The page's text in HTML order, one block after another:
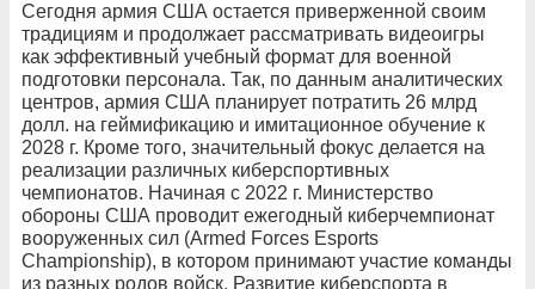
Сегодня армия США остается приверженной своим
традициям и продолжает рассматривать видеоигры
как эффективный учебный формат для военной
подготовки персонала. Так, по данным аналитических
центров, армия США планирует потратить 26 млрд
долл. на геймификацию и имитационное обучение к
2028 г. Кроме того, значительный фокус делается на
реализации различных киберспортивных
чемпионатов. Начиная с 2022 г. Министерство
обороны США проводит ежегодный киберчемпионат
вооруженных сил (Armed Forces Esports
Championship), в котором принимают участие команды
из разных родов войск. Развитие киберспорта в